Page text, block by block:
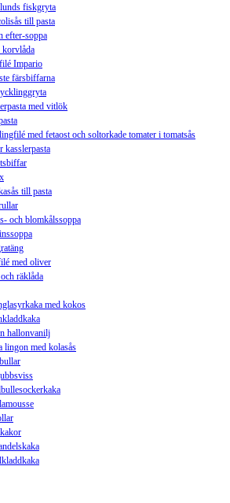
fiskgryta
till pasta
efter-soppa
korvlåda
Impario
färsbiffarna
med vitlök
med fetaost och soltorkade tomater i tomatsås
kasslerpasta
till pasta
och blomkålssoppa
med oliver
räklåda
med kokos
hallonvanilj
lingon med kolasås